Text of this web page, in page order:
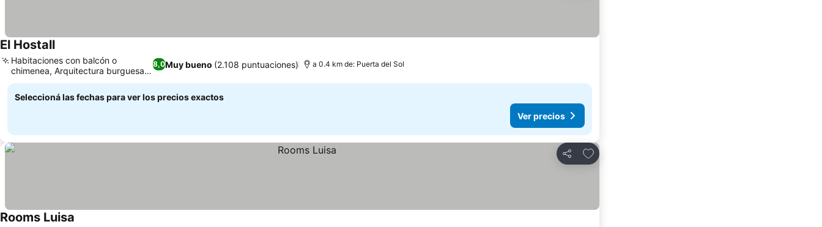
El Hostall
8,0Muy bueno (2.108 puntuaciones)
Habitaciones con balcón o
chimenea, Arquitectura burguesa
del siglo XIX
a 0.4 km de: Puerta del Sol
Seleccioná las fechas para ver los precios exactos
Ver precios
Compartir
Añadir a favoritos
Rooms Luisa